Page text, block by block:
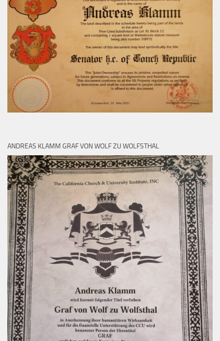
ANDREAS KLAMM GRAF VON WOLF ZU WOLFSTHAL